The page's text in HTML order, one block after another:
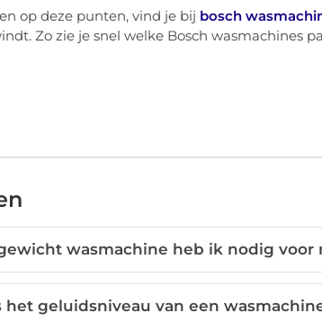
op deze punten, vind je bij bosch
Zo zie je snel welke Bosch wasmachines
wasmachine heb ik nodig voor
het geluidsniveau van een